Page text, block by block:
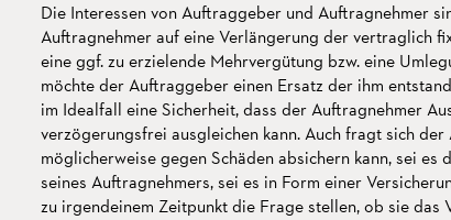
Die Interessen von Auftraggeber und Auftragnehmer
Auftragnehmer auf eine Verlängerung der vertraglich
eine ggf. zu erzielende Mehrvergütung bzw. eine
möchte der Auftraggeber einen Ersatz der ihm
im Idealfall eine Sicherheit, dass der Auftragnehmer
verzögerungsfrei ausgleichen kann. Auch fragt sich
möglicherweise gegen Schäden absichern kann, sei es
seines Auftragnehmers, sei es in Form einer
zu irgendeinem Zeitpunkt die Frage stellen, ob sie das